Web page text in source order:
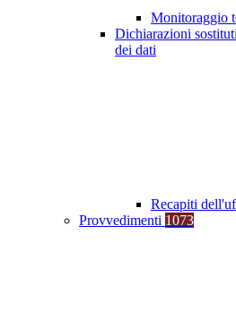
Monitoraggio
Dichiarazioni
dei dati
Recapiti
Provvedimenti 1073